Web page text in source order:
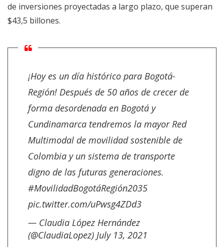
de inversiones proyectadas a largo plazo, que superan
$43,5 billones.
¡Hoy es un día histórico para Bogotá-
Región! Después de 50 años de crecer de
forma desordenada en Bogotá y
Cundinamarca tendremos la mayor Red
Multimodal de movilidad sostenible de
Colombia y un sistema de transporte
digno de las futuras generaciones.
#MovilidadBogotáRegión2035
pic.twitter.com/uPwsg4ZDd3
— Claudia López Hernández
(@ClaudiaLopez) July 13, 2021